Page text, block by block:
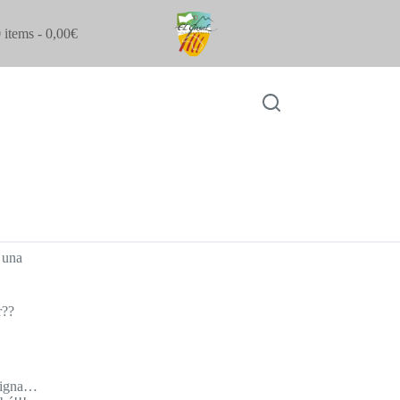
items
0,00€